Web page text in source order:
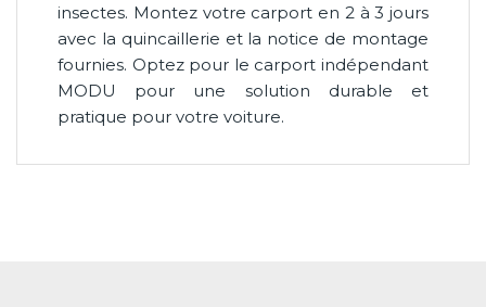
insectes. Montez votre carport en 2 à 3 jours
avec la quincaillerie et la notice de montage
fournies. Optez pour le carport indépendant
MODU pour une solution durable et
pratique pour votre voiture.